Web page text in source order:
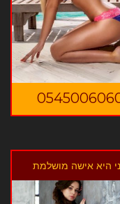
היא אישה מושלמת